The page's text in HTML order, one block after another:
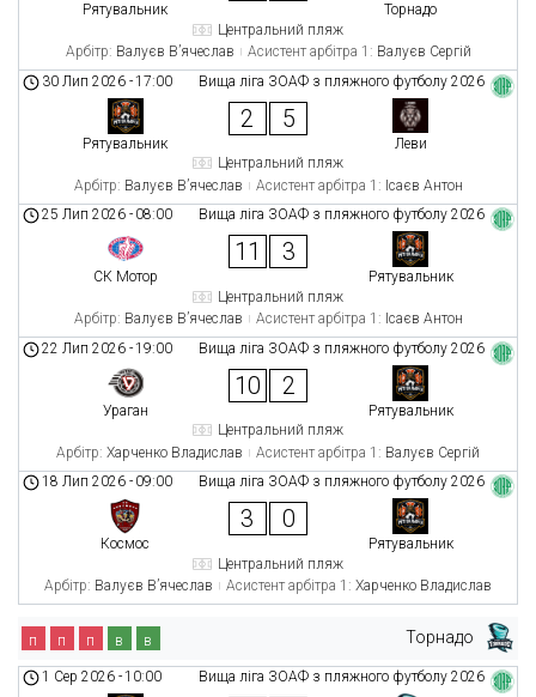
Рятувальник
Торнадо
Центральний пляж
Арбітр: Валуєв В’ячеслав Асистент арбітра 1: Валуєв Сергій
Вища ліга ЗОАФ з пляжного футболу 2026
30 Лип 2026 -17:00
Рятувальник
2 5
Леви
Центральний пляж
Арбітр: Валуєв В’ячеслав Асистент арбітра 1: Ісаєв Антон
Вища ліга ЗОАФ з пляжного футболу 2026
25 Лип 2026 - 08:00
СК Мотор
11 3
Рятувальник
Центральний пляж
Арбітр: Валуєв В’ячеслав Асистент арбітра 1: Ісаєв Антон
Вища ліга ЗОАФ з пляжного футболу 2026
22 Лип 2026 -19:00
Ураган
10 2
Рятувальник
Центральний пляж
Арбітр: Харченко Владислав Асистент арбітра 1: Валуєв Сергій
Вища ліга ЗОАФ з пляжного футболу 2026
18 Лип 2026 - 09:00
Космос
3 0
Рятувальник
Центральний пляж
Арбітр: Валуєв В’ячеслав Асистент арбітра 1: Харченко Владислав
Торнадо
п п п в в
Вища ліга ЗОАФ з пляжного футболу 2026
1 Сер 2026 -10:00